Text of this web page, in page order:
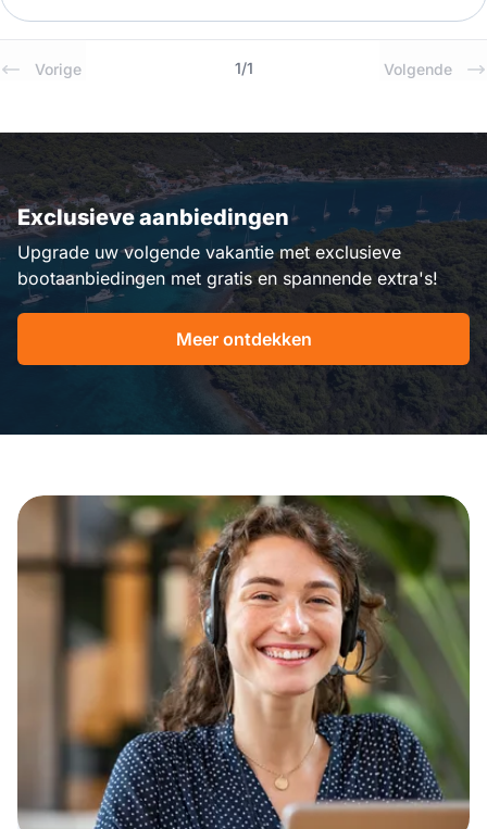
Vorige 1/1 Volgende
Exclusieve aanbiedingen
Upgrade uw volgende vakantie met exclusieve
bootaanbiedingen met gratis en spannende extra's!
Meer ontdekken